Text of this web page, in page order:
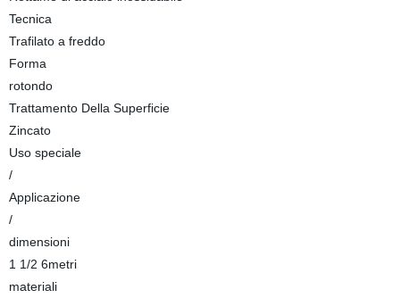
Tecnica
Trafilato a freddo
Forma
rotondo
Trattamento Della Superficie
Zincato
Uso speciale
/
Applicazione
/
dimensioni
1 1/2 6metri
materiali